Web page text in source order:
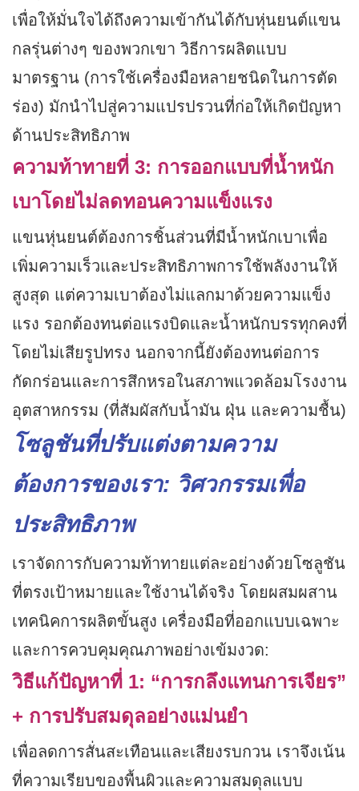
เพื่อให้มั่นใจได้ถึงความเข้ากันได้กับหุ่นยนต์แขน
กลรุ่นต่างๆ ของพวกเขา วิธีการผลิตแบบ
มาตรฐาน (การใช้เครื่องมือหลายชนิดในการตัด
ร่อง) มักนำไปสู่ความแปรปรวนที่ก่อให้เกิดปัญหา
ด้านประสิทธิภาพ
ความท้าทายที่ 3: การออกแบบที่น้ำหนัก
เบาโดยไม่ลดทอนความแข็งแรง
แขนหุ่นยนต์ต้องการชิ้นส่วนที่มีน้ำหนักเบาเพื่อ
เพิ่มความเร็วและประสิทธิภาพการใช้พลังงานให้
สูงสุด แต่ความเบาต้องไม่แลกมาด้วยความแข็ง
แรง รอกต้องทนต่อแรงบิดและน้ำหนักบรรทุกคงที่
โดยไม่เสียรูปทรง นอกจากนี้ยังต้องทนต่อการ
กัดกร่อนและการสึกหรอในสภาพแวดล้อมโรงงาน
อุตสาหกรรม (ที่สัมผัสกับน้ำมัน ฝุ่น และความชื้น)
โซลูชันที่ปรับแต่งตามความ
ต้องการของเรา: วิศวกรรมเพื่อ
ประสิทธิภาพ
เราจัดการกับความท้าทายแต่ละอย่างด้วยโซลูชัน
ที่ตรงเป้าหมายและใช้งานได้จริง โดยผสมผสาน
เทคนิคการผลิตขั้นสูง เครื่องมือที่ออกแบบเฉพาะ
และการควบคุมคุณภาพอย่างเข้มงวด:
วิธีแก้ปัญหาที่ 1: “การกลึงแทนการเจียร”
+ การปรับสมดุลอย่างแม่นยำ
เพื่อลดการสั่นสะเทือนและเสียงรบกวน เราจึงเน้น
ที่ความเรียบของพื้นผิวและความสมดุลแบบ